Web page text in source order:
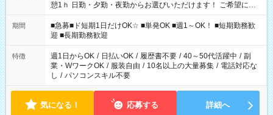
憩1ｈ 日勤・夕勤・夜勤からお選びいただけます！ ご希望に合
わせて働けるお仕事です(*^^*) 【その他選べる勤務時間】 8-17
時/9-17時/9-18時/10-18時/11-21時/18-22時/20-翌4時/21-翌5
時/22-翌6時/0-翌8時 ご自身のご都合で選んで頂ける完全自由シ
フト！
期間
■急募■ド短期1日だけOK☆ ■単発OK ■週1～OK！ ■短期勤務歓
迎 ■長期勤務歓迎
特徴 週1日からOK / 日払いOK / 履歴書不要 / 40～50代活躍中 / 副
業・WワークOK / 服装自由 / 10名以上の大量募集 / 電話対応な
し / パソコンスキル不要
気になる！ 応募する 詳細へ